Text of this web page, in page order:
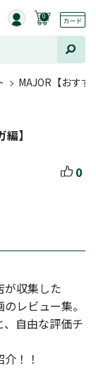
0
MAJOR【おす
】
0
が収集した
レビュー集。
自由な評価チ
！！